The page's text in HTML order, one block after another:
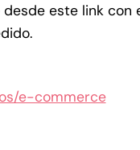
este link
e-commerce